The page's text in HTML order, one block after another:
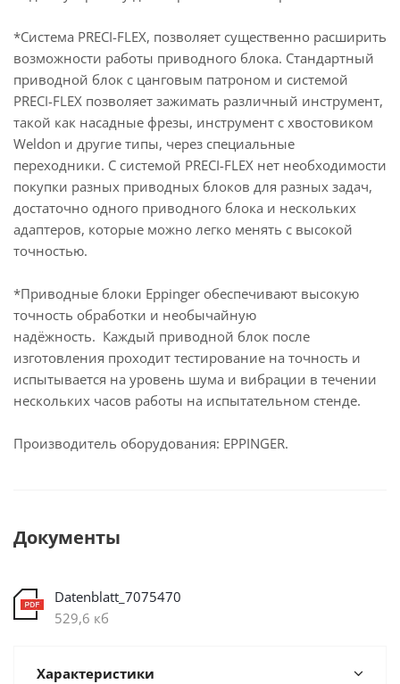
*Система PRECI-FLEX, позволяет существенно расширить
возможности работы приводного блока. Стандартный
приводной блок с цанговым патроном и системой
PRECI-FLEX позволяет зажимать различный инструмент,
такой как насадные фрезы, инструмент с хвостовиком
Weldon и другие типы, через специальные
переходники. С системой PRECI-FLEX нет необходимости
покупки разных приводных блоков для разных задач,
достаточно одного приводного блока и нескольких
адаптеров, которые можно легко менять с высокой
точностью.
*Приводные блоки Eppinger обеспечивают высокую
точность обработки и необычайную
надёжность. Каждый приводной блок после
изготовления проходит тестирование на точность и
испытывается на уровень шума и вибрации в течении
нескольких часов работы на испытательном стенде.
Производитель оборудования: EPPINGER.
Документы
Datenblatt_7075470
529,6 кб
Характеристики